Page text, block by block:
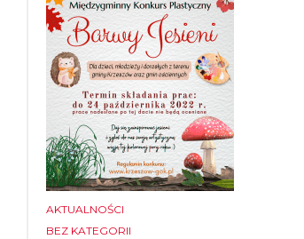
AKTUALNOŚCI
BEZ KATEGORII